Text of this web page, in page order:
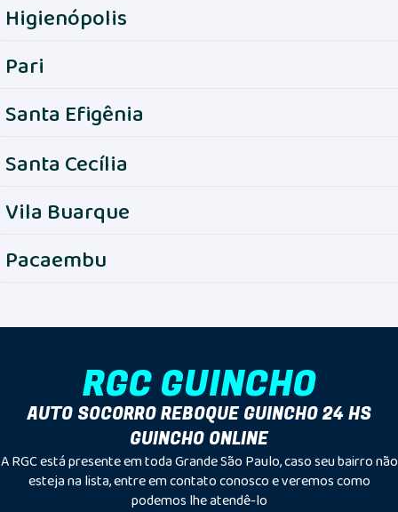
Higienópolis
Pari
Santa Efigênia
Santa Cecília
Vila Buarque
Pacaembu
RGC GUINCHO
AUTO SOCORRO REBOQUE GUINCHO 24 HS
GUINCHO ONLINE
A RGC está presente em toda Grande São Paulo, caso seu bairro não
esteja na lista, entre em contato conosco e veremos como
podemos lhe atendê-lo